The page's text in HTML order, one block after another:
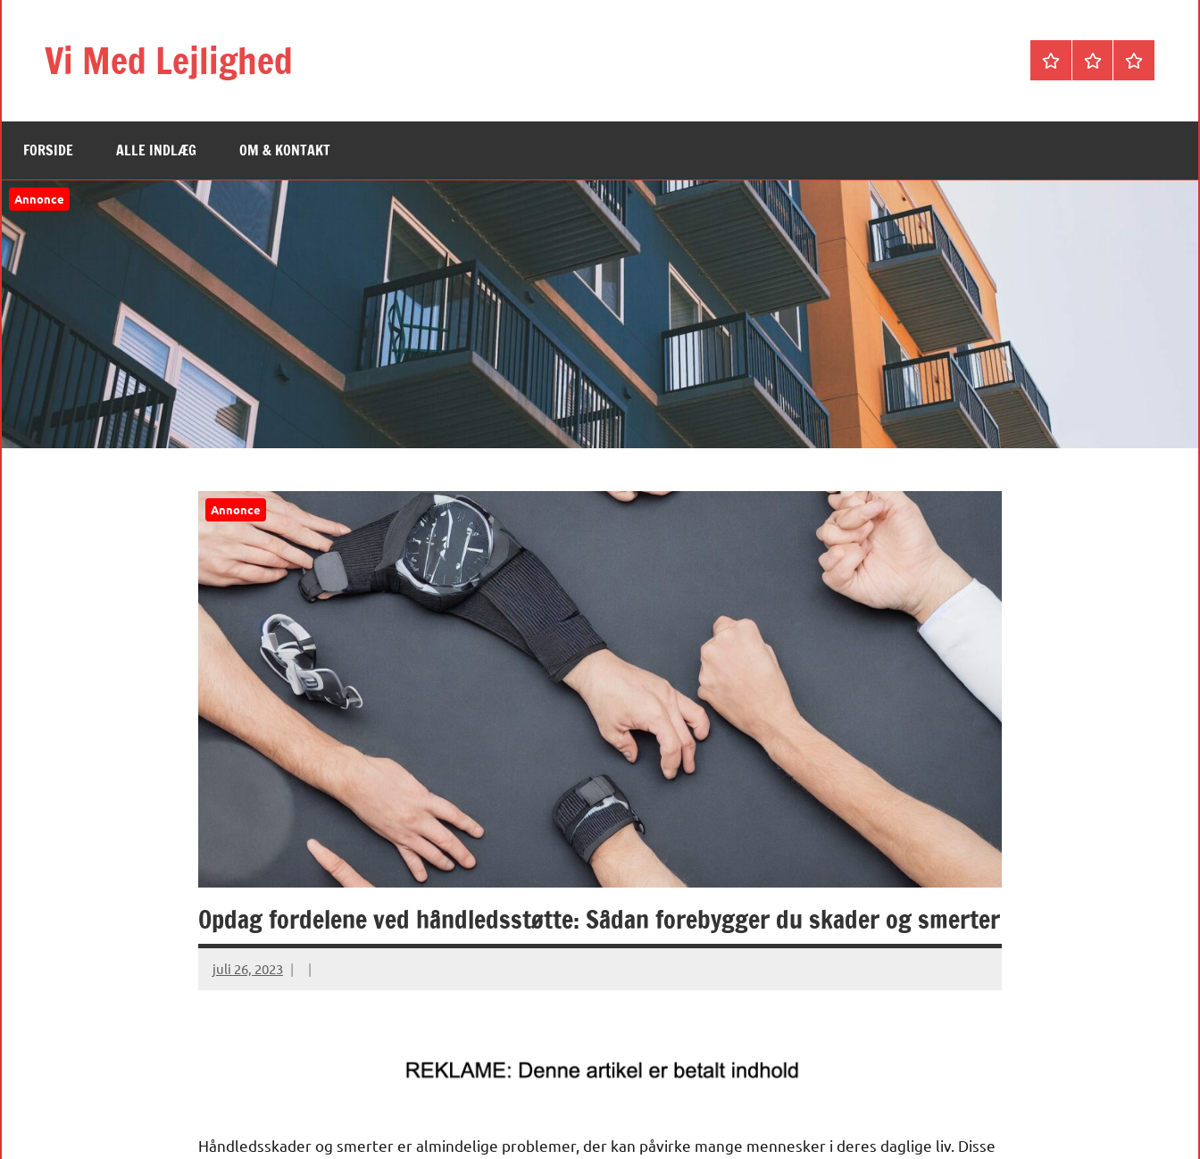
indholdVi Med Lejlighed ForsideOm
Kontakt
FORSIDE ALLE INDLÆG OM & KONTAKT
Annonce
Annonce
Opdag fordelene ved håndledsstøtte: Sådan forebygger du skader og smerter
juli 26, 2023
Håndledsskader og smerter er almindelige problemer, der kan påvirke mange mennesker i deres daglige liv. Disse